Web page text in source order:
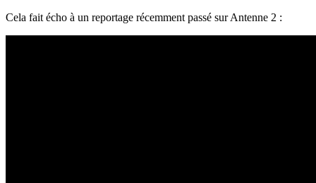
Cela fait écho à un reportage récemment passé sur Antenne 2 :